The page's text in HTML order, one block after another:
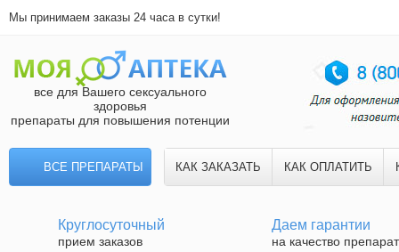
Мы принимаем заказы 24 часа в сутки!
все для Вашего сексуального
здоровья
препараты для повышения потенции
ВСЕ ПРЕПАРАТЫ КАК ЗАКАЗАТЬ КАК ОПЛАТИТЬ
Круглосуточный
прием заказов
Даем гарантии
на качество